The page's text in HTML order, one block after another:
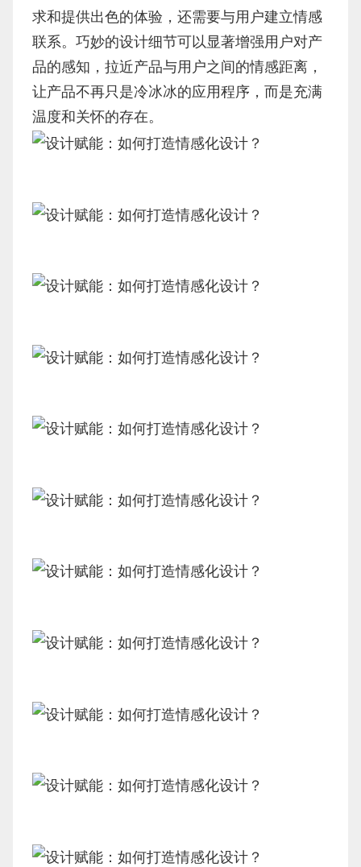
求和提供出色的体验，还需要与用户建立情感
联系。巧妙的设计细节可以显著增强用户对产
品的感知，拉近产品与用户之间的情感距离，
让产品不再只是冷冰冰的应用程序，而是充满
温度和关怀的存在。